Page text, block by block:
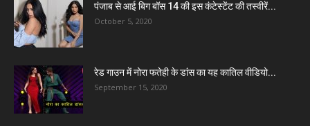
पंजाब से आई बिग बॉस 14 की इस कंटेस्टेंट की तस्वीरें...
October 5, 2020
रेड गाउन में नोरा फतेही के डांस का यह कातिल वीडियो...
September 15, 2020